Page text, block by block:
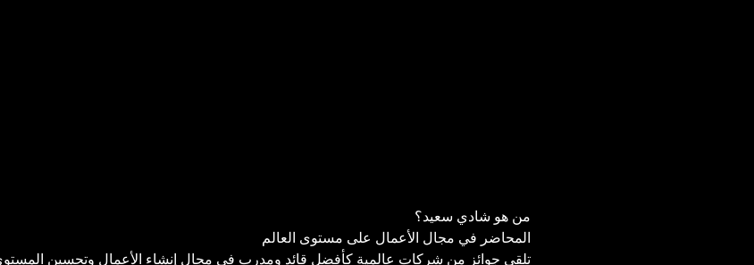
من هو شادي سعيد؟
المحاضر في مجال الأعمال على مستوى العالم
تلقى جوائز من شركات عالمية كأفضل قائد ومدرب في مجال إنشاء الأعمال وتحسين المستوى